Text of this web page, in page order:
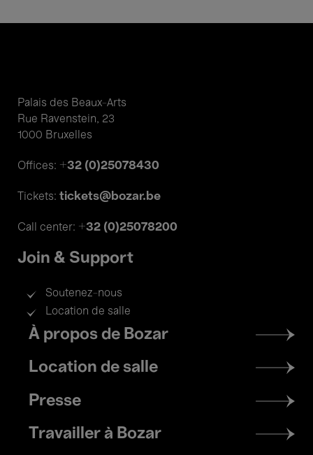
Palais des Beaux-Arts
Rue Ravenstein, 23
1000 Bruxelles
Offices: +32 (0)25078430
Tickets: tickets@bozar.be
Call center: +32 (0)25078200
Join & Support
Soutenez-nous
Location de salle
Footer
menu
À propos de Bozar
Location de salle
Presse
Travailler à Bozar